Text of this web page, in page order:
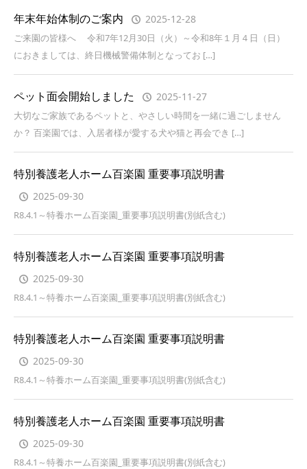
年末年始体制のご案内 2025-12-28
ご来園の皆様へ 令和7年12月30日（火）～令和8年１月４日（日）
におきましては、終日機械警備体制となってお […]
ペット面会開始しました 2025-11-27
大切なご家族であるペットと、やさしい時間を一緒に過ごしません
か？ 百楽園では、入居者様が愛する犬や猫と再会でき […]
特別養護老人ホーム百楽園 重要事項説明書
2025-09-30
R8.4.1～特養ホーム百楽園_重要事項説明書(別紙含む)
特別養護老人ホーム百楽園 重要事項説明書
2025-09-30
R8.4.1～特養ホーム百楽園_重要事項説明書(別紙含む)
特別養護老人ホーム百楽園 重要事項説明書
2025-09-30
R8.4.1～特養ホーム百楽園_重要事項説明書(別紙含む)
特別養護老人ホーム百楽園 重要事項説明書
2025-09-30
R8.4.1～特養ホーム百楽園_重要事項説明書(別紙含む)